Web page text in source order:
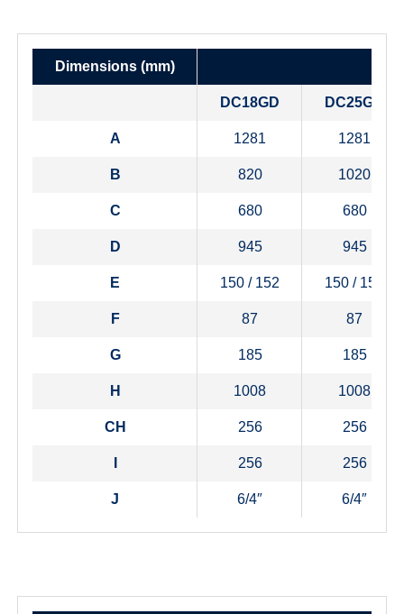
Dimensions (mm)
DC18GD DC25GD
A 1281 1281
B 820 1020
C 680 680
D 945 945
E 150 / 152 150 / 152
F 87 87
G 185 185
H 1008 1008
CH 256 256
256 256
J 6/4″ 6/4″